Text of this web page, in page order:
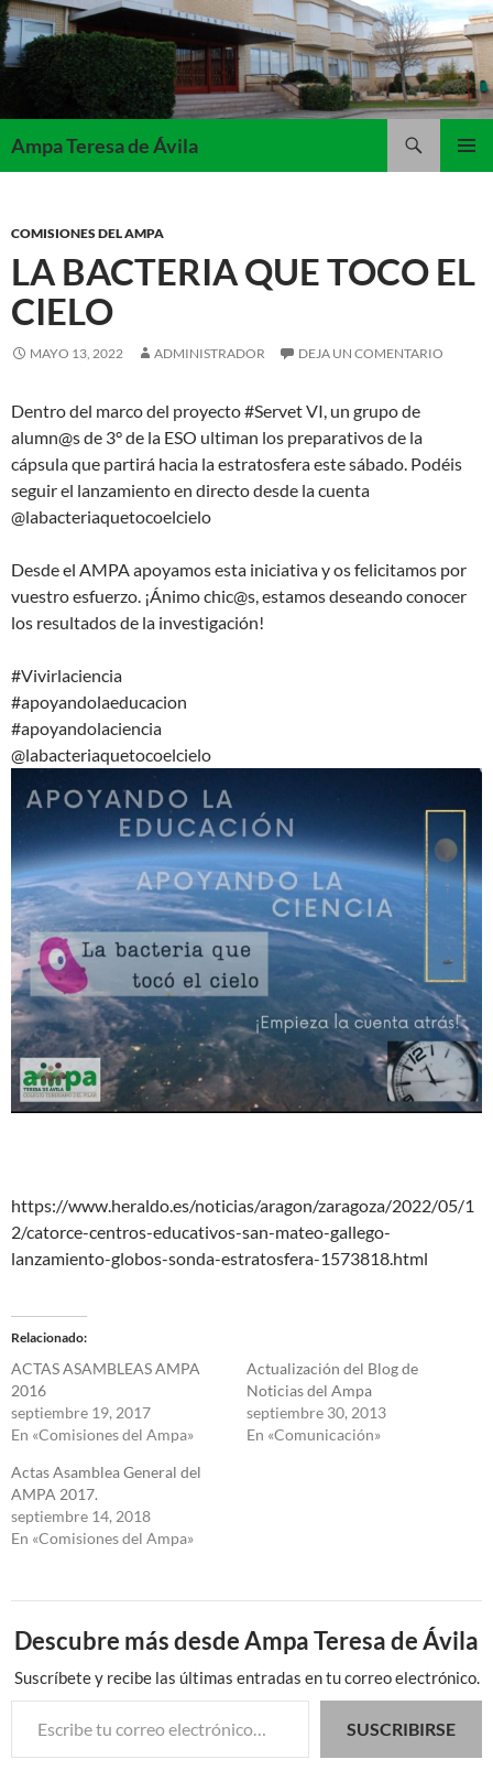
Saltar
al
contenido
Ampa Teresa de Ávila
COMISIONES DEL AMPA
LA BACTERIA QUE TOCO EL
CIELO
MAYO 13, 2022 ADMINISTRADOR DEJA UN COMENTARIO
Dentro del marco del proyecto #Servet VI, un grupo de
alumn@s de 3° de la ESO ultiman los preparativos de la
cápsula que partirá hacia la estratosfera este sábado. Podéis
seguir el lanzamiento en directo desde la cuenta
@labacteriaquetocoelcielo
Desde el AMPA apoyamos esta iniciativa y os felicitamos por
vuestro esfuerzo. ¡Ánimo chic@s, estamos deseando conocer
los resultados de la investigación!
#Vivirlaciencia
#apoyandolaeducacion
#apoyandolaciencia
@labacteriaquetocoelcielo
https://www.heraldo.es/noticias/aragon/zaragoza/2022/05/1
2/catorce-centros-educativos-san-mateo-gallego-
lanzamiento-globos-sonda-estratosfera-1573818.html
Relacionado
ACTAS ASAMBLEAS AMPA
2016
septiembre 19, 2017
En «Comisiones del Ampa»
Actualización del Blog de
Noticias del Ampa
septiembre 30, 2013
En «Comunicación»
Actas Asamblea General del
AMPA 2017.
septiembre 14, 2018
En «Comisiones del Ampa»
Descubre más desde Ampa Teresa de Ávila
Suscríbete y recibe las últimas entradas en tu correo electrónico.
Escribe tu correo electrónico…
SUSCRIBIRSE